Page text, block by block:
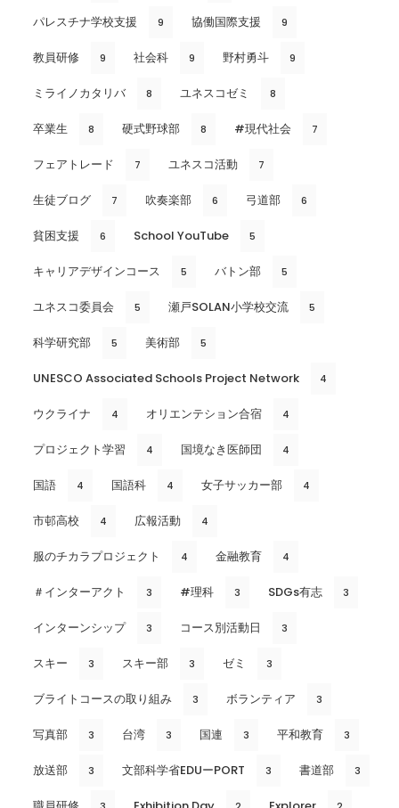
パレスチナ学校支援 9 協働国際支援 9
教員研修 9 社会科 9 野村勇斗 9
ミライノカタリバ 8 ユネスコゼミ 8
卒業生 8 硬式野球部 8 #現代社会 7
フェアトレード 7 ユネスコ活動 7
生徒ブログ 7 吹奏楽部 6 弓道部 6
貧困支援 6 School YouTube 5
キャリアデザインコース 5 バトン部 5
ユネスコ委員会 5 瀬戸SOLAN小学校交流 5
科学研究部 5 美術部 5
UNESCO Associated Schools Project Network 4
ウクライナ 4 オリエンテション合宿 4
プロジェクト学習 4 国境なき医師団 4
国語 4 国語科 4 女子サッカー部 4
市邨高校 4 広報活動 4
服のチカラプロジェクト 4 金融教育 4
＃インターアクト 3 #理科 3 SDGs有志 3
インターンシップ 3 コース別活動日 3
スキー 3 スキー部 3 ゼミ 3
ブライトコースの取り組み 3 ボランティア 3
写真部 3 台湾 3 国連 3 平和教育 3
放送部 3 文部科学省EDUーPORT 3 書道部 3